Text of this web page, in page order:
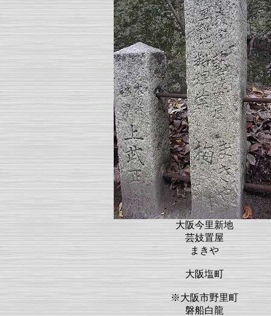
大阪今里新地
芸妓置屋
まきや
大阪塩町
※大阪市野里町
磐船白龍